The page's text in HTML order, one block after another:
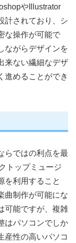
やIllustrator
計されており、シ
な操作が可能で
ながらデザインを
来ない繊細なデザ
進めることができ
らではの利点を最
トップミュージ
を利用すること
曲制作が可能にな
可能ですが、複雑
はパソコンでしか
産性の高いパソコ